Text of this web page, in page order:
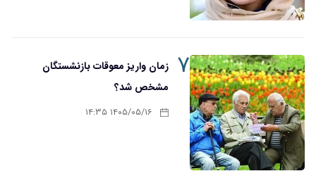
۷ زمان واریز معوقات بازنشستگان
مشخص شد؟
۱۴۰۵/۰۵/۱۶ ۱۴:۳۵